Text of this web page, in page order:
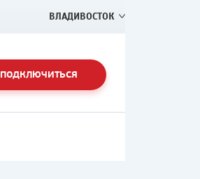
ВЛАДИВОСТОК
ПОДКЛЮЧИТЬСЯ